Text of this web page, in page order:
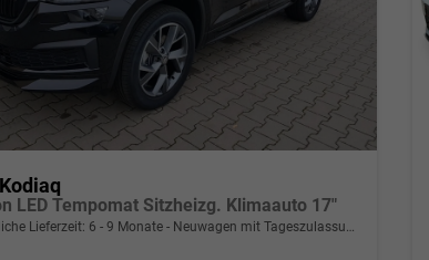
LED Tempomat Sitzheizg. Klimaauto 17"
Lieferzeit: 6 - 9 Monate Neuwagen mit Tageszulassung